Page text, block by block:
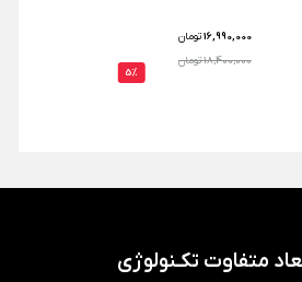
16,990,000تومان
18,400,000 تومان
5%
متفاوت تکـنولوژی